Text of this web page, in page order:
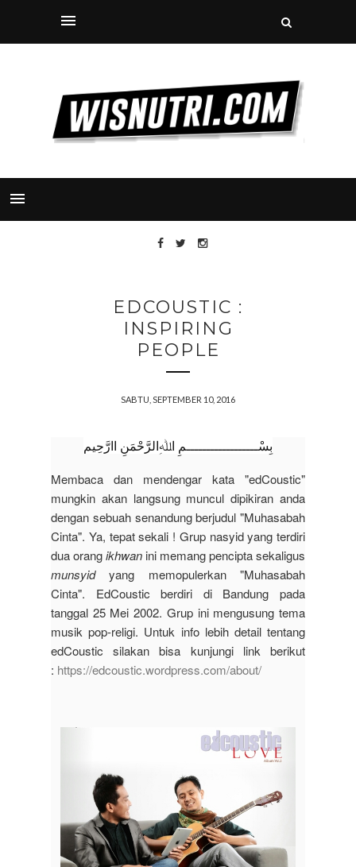
EDCOUSTIC :
INSPIRING
PEOPLE
SABTU, SEPTEMBER 10, 2016
بِسْــــــــــــــــــمِ اﷲِالرَّحْمَنِ اارَّحِيم
Membaca dan mendengar kata "edCoustic"
mungkin akan langsung muncul dipikiran anda
dengan sebuah senandung berjudul "Muhasabah
Cinta". Ya, tepat sekali ! Grup nasyid yang terdiri
dua orangikhwan ini memang pencipta sekaligus
munsyidyang memopulerkan "Muhasabah
Cinta". EdCoustic berdiri di Bandung pada
tanggal 25 Mei 2002. Grup ini mengusung tema
musik pop-religi. Untuk info lebih detail tentang
edCoustic silakan bisa kunjungi link berikut
: https://edcoustic.wordpress.com/about/